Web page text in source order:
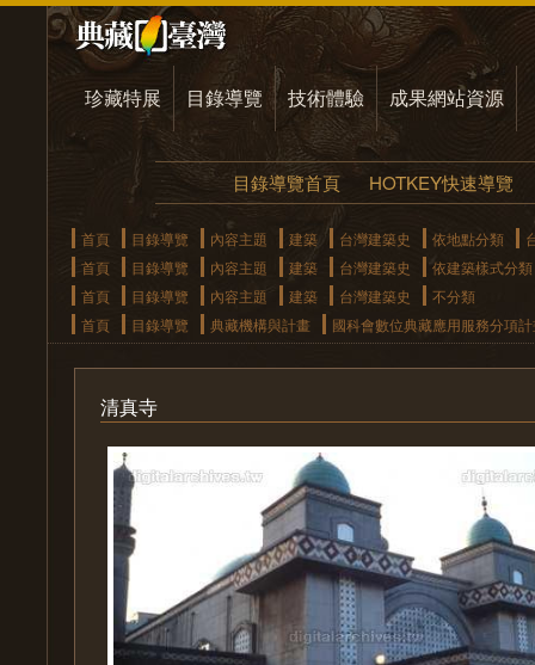
珍藏特展 目錄導覽 技術體驗 成果網站資源
目錄導覽首頁 HOTKEY快速導覽
首頁 目錄導覽 內容主題 建築 台灣建築史 依地點分類
首頁
目錄導覽 內容主題 建築 台灣建築史
依建築樣式分類
首頁
目錄導覽 內容主題 建築 台灣建築史
不分類
首頁
目錄導覽 典藏機構與計畫 國科會數位典藏應用服務分項
清真寺